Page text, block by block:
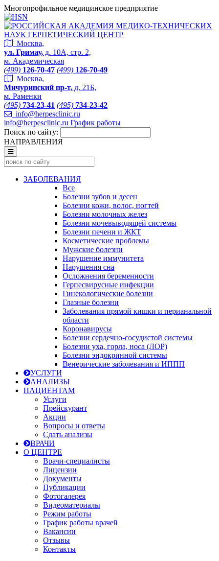
Многопрофильное медицинское предприятие
Москва,
ул. Гримау, д. 10А, стр. 2,
м. Академическая
(499) 126-70-47 (499) 126-70-49
Москва,
Мичуринский пр-т, д. 21Б,
м. Раменки
(495) 734-23-41 (495) 734-23-42
info@herpesclinic.ru
info@herpesclinic.ru График работы
Поиск по сайту:
НАПРАВЛЕНИЯ
ЗАБОЛЕВАНИЯ
Все
Болезни зубов и десен
Болезни кожи, волос, ногтей
Болезни молочных желез
Болезни мочевыводящей системы
Болезни печени и ЖКТ
Косметические проблемы
Мужские болезни
Нарушение иммунитета
Нарушения сна
Осложнения беременности
Герпесвирусные инфекции
Гинекологические болезни
Глазные болезни
Заболевания прямой кишки и перианальной
области
Коронавирусы
Болезни сердечно-сосудистой системы
Болезни уха, горла, носа (ЛОР)
Болезни эндокринной системы
Венерические заболевания и ИППП
УСЛУГИ
АНАЛИЗЫ
ПАЦИЕНТАМ
Услуги
Прейскурант
Акции
Вопросы и ответы
Сдать анализы
ВРАЧИ
О ЦЕНТРЕ
Врачи-специалисты
Лицензии
Документы
Публикации
Фотогалерея
Видеоматериалы
Режим работы
График работы врачей
Вакансии
Отзывы
Контакты